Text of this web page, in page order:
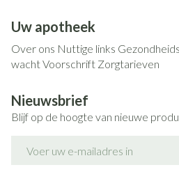
Uw apotheek
Over ons Nuttige links
wachtVoorschrift Zorgtarieven
Nieuwsbrief
Blijf op de hoogte van nieuwe